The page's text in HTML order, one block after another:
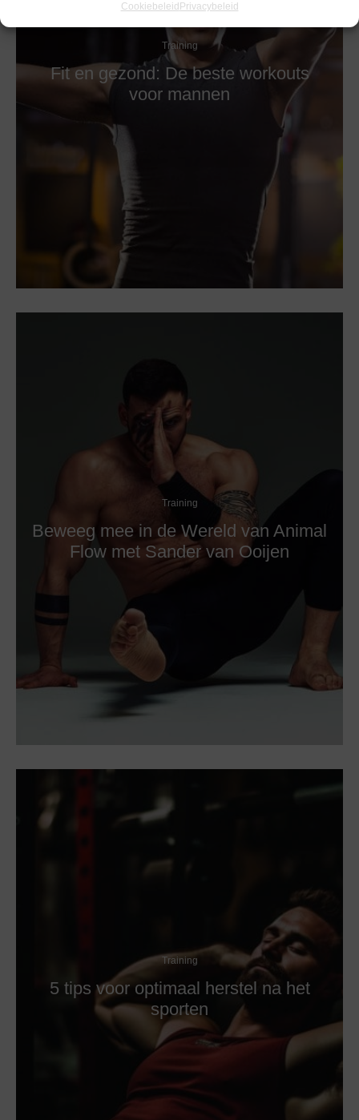
Cookiebeleid Privacybeleid
Training
Fit en gezond: De beste workouts
voor mannen
Training
Beweeg mee in de Wereld van Animal
Flow met Sander van Ooijen
Training
5 tips voor optimaal herstel na het
sporten